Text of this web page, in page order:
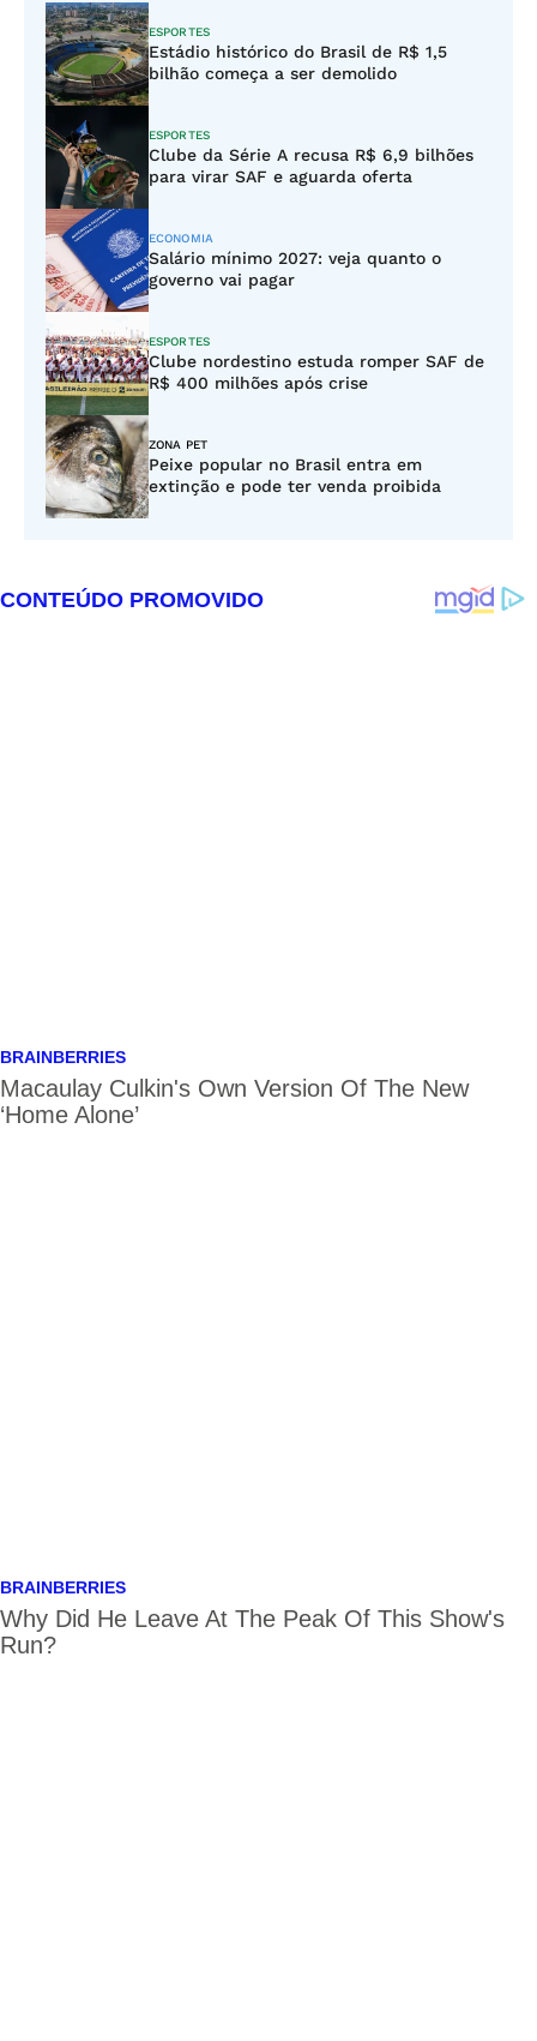
ESPORTES
Estádio histórico do Brasil de R$ 1,5
bilhão começa a ser demolido
ESPORTES
Clube da Série A recusa R$ 6,9 bilhões
para virar SAF e aguarda oferta
ECONOMIA
Salário mínimo 2027: veja quanto o
governo vai pagar
ESPORTES
Clube nordestino estuda romper SAF de
R$ 400 milhões após crise
ZONA PET
Peixe popular no Brasil entra em
extinção e pode ter venda proibida